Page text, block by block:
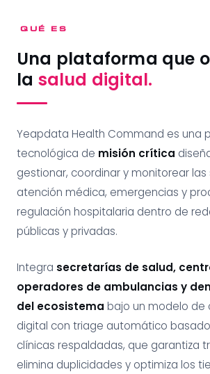
QUÉ ES
Una plataforma que
la salud digital.
Yeapdata Health Command es una
tecnológica de misión crítica
gestionar, coordinar y monitorear
atención médica, emergencias y
regulación hospitalaria dentro de
públicas y privadas.
Integra secretarías de salud,
operadores de ambulancias y
del ecosistema bajo un modelo de
digital con triage automático
clínicas respaldadas, que garantiza
elimina duplicidades y optimiza los